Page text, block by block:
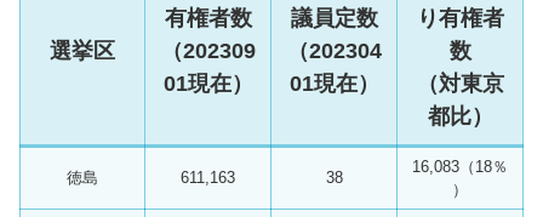
選挙区
有権者数
（202309
01現在）
議員定数
（202304
01現在）
り有権者
数
（対東京
都比）
徳島 611,163 38
16,083（18％
）